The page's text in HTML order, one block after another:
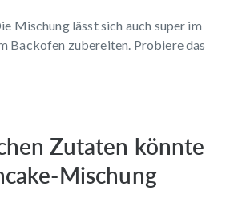
Mischung lässt sich auch super im
Backofen zubereiten. Probiere das
Zutaten könnte
Mischung